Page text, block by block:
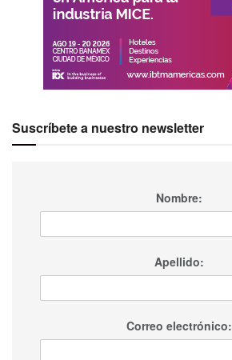
Suscríbete a nuestro newsletter
Nombre:
Apellido:
Correo electrónico: